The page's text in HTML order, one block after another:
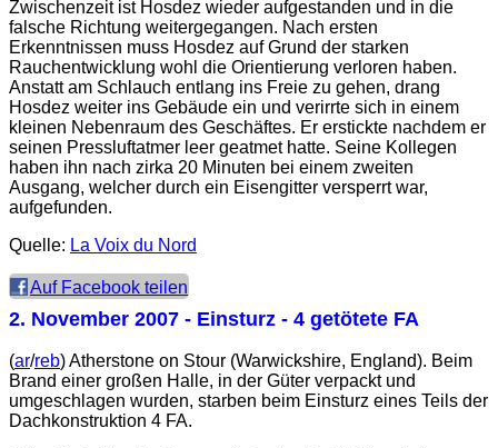
Zwischenzeit ist Hosdez wieder aufgestanden und in die
falsche Richtung weitergegangen. Nach ersten
Erkenntnissen muss Hosdez auf Grund der starken
Rauchentwicklung wohl die Orientierung verloren haben.
Anstatt am Schlauch entlang ins Freie zu gehen, drang
Hosdez weiter ins Gebäude ein und verirrte sich in einem
kleinen Nebenraum des Geschäftes. Er erstickte nachdem er
seinen Pressluftatmer leer geatmet hatte. Seine Kollegen
haben ihn nach zirka 20 Minuten bei einem zweiten
Ausgang, welcher durch ein Eisengitter versperrt war,
aufgefunden.
Quelle: La Voix du Nord
Auf Facebook teilen
2. November 2007 - Einsturz - 4 getötete FA
(ar/reb) Atherstone on Stour (Warwickshire, England). Beim
Brand einer großen Halle, in der Güter verpackt und
umgeschlagen wurden, starben beim Einsturz eines Teils der
Dachkonstruktion 4 FA.